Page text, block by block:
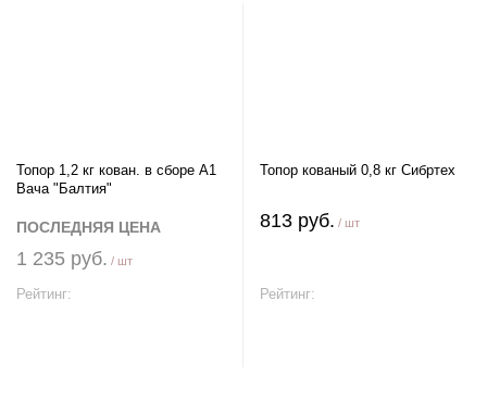
Топор 1,2 кг кован. в сборе А1
Вача "Балтия"
ПОСЛЕДНЯЯ ЦЕНА
1 235 руб. / шт
Рейтинг:
Топор кованый 0,8 кг Сибртех
813 руб. / шт
Рейтинг: